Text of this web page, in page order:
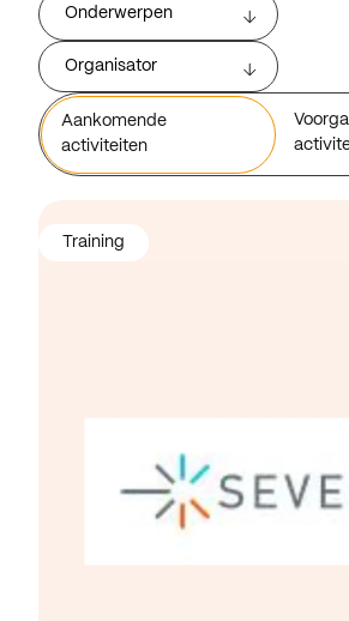
Onderwerpen
Organisator
Aankomende
activiteiten
Training